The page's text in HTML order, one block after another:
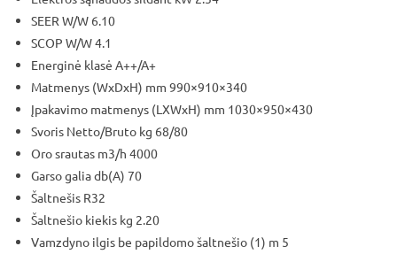
SEER W/W 6.10
SCOP W/W 4.1
Energinė klasė A++/A+
Matmenys (WxDxH) mm 990×910×340
Įpakavimo matmenys (LXWxH) mm 1030×950×430
Svoris Netto/Bruto kg 68/80
Oro srautas m3/h 4000
Garso galia db(A) 70
Šaltnešis R32
Šaltnešio kiekis kg 2.20
Vamzdyno ilgis be papildomo šaltnešio (1) m 5